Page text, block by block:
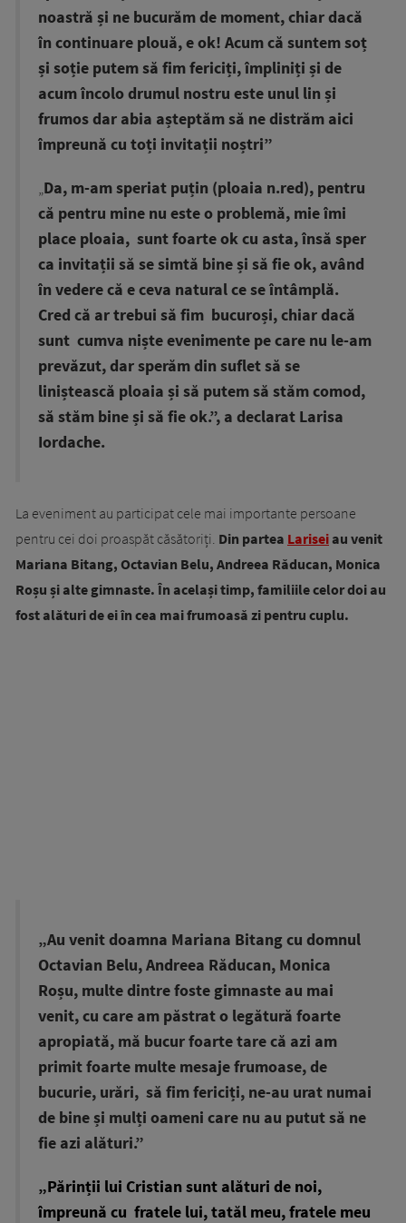
noastră și ne bucurăm de moment, chiar dacă
în continuare plouă, e ok! Acum că suntem soț
și soție putem să fim fericiți, împliniți și de
acum încolo drumul nostru este unul lin și
frumos dar abia așteptăm să ne distrăm aici
împreună cu toți invitații noștri”
„Da, m-am speriat puțin (ploaia n.red), pentru
că pentru mine nu este o problemă, mie îmi
place ploaia, sunt foarte ok cu asta, însă sper
ca invitații să se simtă bine și să fie ok, având
în vedere că e ceva natural ce se întâmplă.
Cred că ar trebui să fim bucuroși, chiar dacă
sunt cumva niște evenimente pe care nu le-am
prevăzut, dar sperăm din suflet să se
liniștească ploaia și să putem să stăm comod,
să stăm bine și să fie ok.”, a declarat Larisa
Iordache.
La eveniment au participat cele mai importante persoane
pentru cei doi proaspăt căsătoriți. Din partea Larisei au venit
Mariana Bitang, Octavian Belu, Andreea Răducan, Monica
Roșu și alte gimnaste. În același timp, familiile celor doi au
fost alături de ei în cea mai frumoasă zi pentru cuplu.
„Au venit doamna Mariana Bitang cu domnul
Octavian Belu, Andreea Răducan, Monica
Roșu, multe dintre foste gimnaste au mai
venit, cu care am păstrat o legătură foarte
apropiată, mă bucur foarte tare că azi am
primit foarte multe mesaje frumoase, de
bucurie, urări, să fim fericiți, ne-au urat numai
de bine și mulți oameni care nu au putut să ne
fie azi alături.”
„Părinții lui Cristian sunt alături de noi,
împreună cu fratele lui, tatăl meu, fratele meu